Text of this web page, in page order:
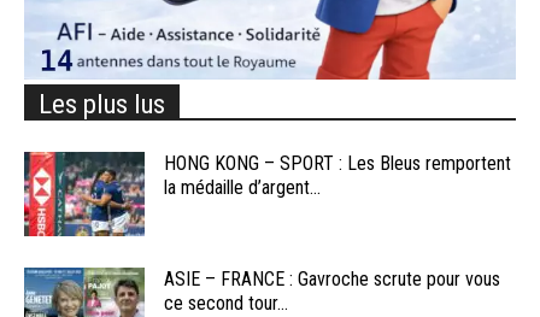
Les plus lus
HONG KONG – SPORT : Les Bleus remportent
la médaille d’argent...
ASIE – FRANCE : Gavroche scrute pour vous
ce second tour...